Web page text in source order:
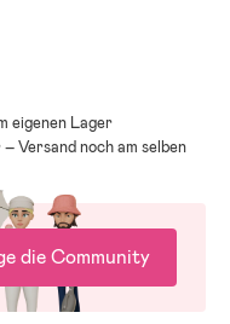
eigenen Lager
Versand noch am selben
die Community